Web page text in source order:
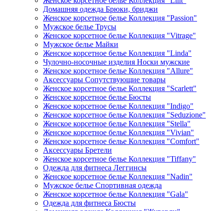
Домашняя одежда Брюки, бриджи
Женское корсетное белье Коллекция "Passion"
Мужское белье Трусы
Женское корсетное белье Коллекция "Vitrage"
Мужское белье Майки
Женское корсетное белье Коллекция "Linda"
Чулочно-носочные изделия Носки мужские
Женское корсетное белье Коллекция "Allure"
Аксессуары Сопутствующие товары
Женское корсетное белье Коллекция "Scarlett"
Женское корсетное белье Бюсты
Женское корсетное белье Коллекция "Indigo"
Женское корсетное белье Коллекция "Seduzione"
Женское корсетное белье Коллекция "Stella"
Женское корсетное белье Коллекция "Vivian"
Женское корсетное белье Коллекция "Comfort"
Аксессуары Бретели
Женское корсетное белье Коллекция "Tiffany"
Одежда для фитнеса Леггинсы
Женское корсетное белье Коллекция "Nadin"
Мужское белье Спортивная одежда
Женское корсетное белье Коллекция "Gala"
Одежда для фитнеса Бюсты